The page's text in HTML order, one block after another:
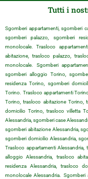
Tutti i
Sgomberi appartamenti, sgomberi
sgomberi palazzo, sgomberi
monolocale. Trasloco
abitazione, trasloco palazzo,
monolocale. Sgomberi
sgomberi alloggio Torino,
residenza Torino, sgomberi
Torino. Trasloco appartamenti
Torino, trasloco abitazione Torino,
domicilio Torino, trasloco villetta
Alessandria, sgomberi case
sgomberi abitazione Alessandria,
sgomberi domicilio Alessandria,
Trasloco appartamenti Alessandria,
alloggio Alessandria, trasloco
residenza Alessandria, trasloco
monolocale Alessandria.